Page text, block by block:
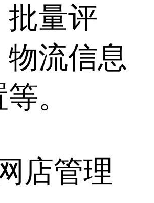
批量评
物流信息
。